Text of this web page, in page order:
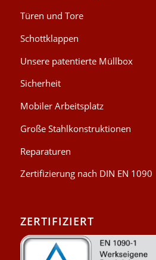
Türen und Tore
Schottklappen
Unsere patentierte Müllbox
Sicherheit
Mobiler Arbeitsplatz
Große Stahlkonstruktionen
Reparaturen
Zertifizierung nach DIN EN 1090
ZERTIFIZIERT